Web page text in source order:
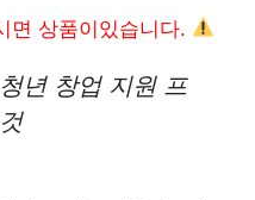
면 상품이있습니다.
년 창업 지원 프